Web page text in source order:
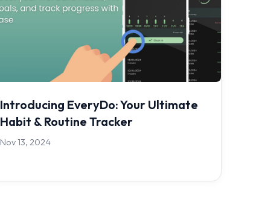
Introducing EveryDo: Your Ultimate
Habit & Routine Tracker
Nov 13, 2024